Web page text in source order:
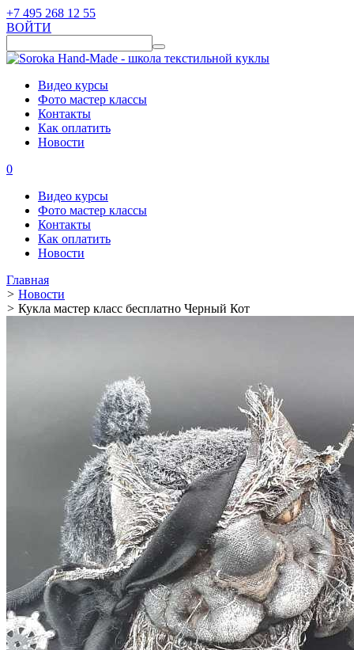
+7 495 268 12 55
ВОЙТИ
Видео курсы
Фото мастер классы
Контакты
Как оплатить
Новости
0
Видео курсы
Фото мастер классы
Контакты
Как оплатить
Новости
Главная
> Новости
> Кукла мастер класс бесплатно Черный Кот